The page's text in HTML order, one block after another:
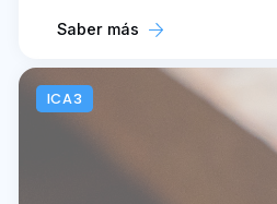
Saber más
ICA3